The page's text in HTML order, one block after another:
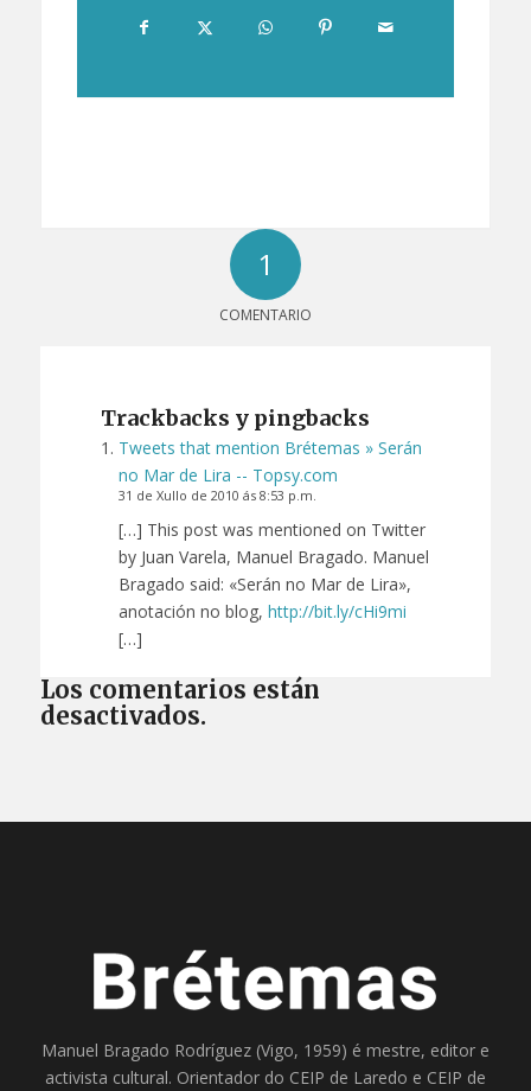
1
COMENTARIO
Trackbacks y pingbacks
Tweets that mention Brétemas » Serán
no Mar de Lira -- Topsy.com
31 de Xullo de 2010 ás 8:53 p.m.
[…] This post was mentioned on Twitter
by Juan Varela, Manuel Bragado. Manuel
Bragado said: «Serán no Mar de Lira»,
anotación no blog, http://bit.ly/cHi9mi
[…]
Los comentarios están
desactivados.
Manuel Bragado Rodríguez (Vigo, 1959) é mestre, editor e
activista cultural. Orientador do CEIP de Laredo e CEIP de